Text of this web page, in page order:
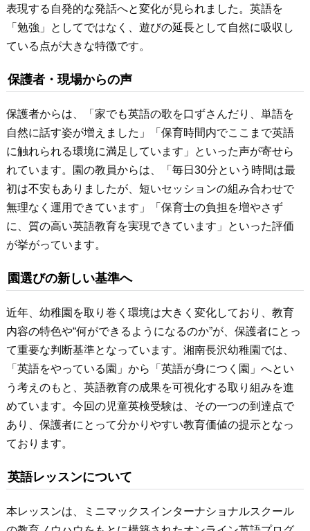
表現する自発的な発話へと変化が見られました。英語を
「勉強」としてではなく、遊びの延長として自然に吸収し
ている点が大きな特徴です。
保護者・現場からの声
保護者からは、「家でも英語の歌を口ずさんだり、単語を
自然に話す姿が増えました」「保育時間内でここまで英語
に触れられる環境に満足しています」といった声が寄せら
れています。園の教員からは、「毎日30分という時間は最
初は不安もありましたが、短いセッションの組み合わせで
無理なく運用できています」「保育士の負担を増やさず
に、質の高い英語教育を実現できています」といった評価
が挙がっています。
園選びの新しい基準へ
近年、幼稚園を取り巻く環境は大きく変化しており、教育
内容の特色や“何ができるようになるのか”が、保護者にとっ
て重要な判断基準となっています。湘南長沢幼稚園では、
「英語をやっている園」から「英語が身につく園」へとい
う考えのもと、英語教育の成果を可視化する取り組みを進
めています。今回の児童英検受験は、その一つの到達点で
あり、保護者にとって分かりやすい教育価値の提示となっ
ております。
英語レッスンについて
本レッスンは、ミニマックスインターナショナルスクール